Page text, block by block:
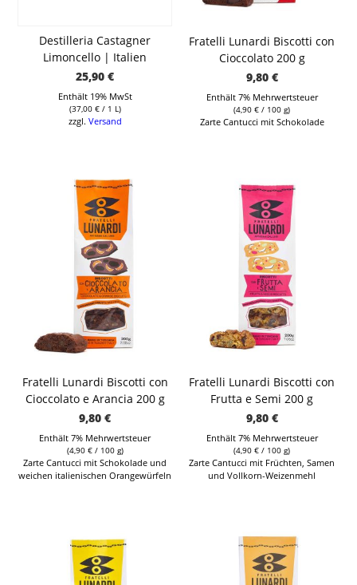
Destilleria Castagner
Limoncello | Italien
25,90€
Enthält 19% MwSt
(37,00 €/ 1 L)
zzgl. Versand
Fratelli Lunardi Biscotti con
Cioccolato 200 g
9,80 €
Enthält 7% Mehrwertsteuer
(4,90€ / 100 g)
Zarte Cantucci mit Schokolade
Fratelli Lunardi Biscotti con
Cioccolato e Arancia 200 g
9,80€
Enthält 7% Mehrwertsteuer
(4,90 €/ 100 g)
Zarte Cantucci mit Schokolade und
weichen italienischen Orangewürfeln
Fratelli Lunardi Biscotti con
Frutta e Semi 200 g
9,80 €
Enthält 7% Mehrwertsteuer
(4,90€ / 100 g)
Zarte Cantucci mit Früchten, Samen
und Vollkorn-Weizenmehl